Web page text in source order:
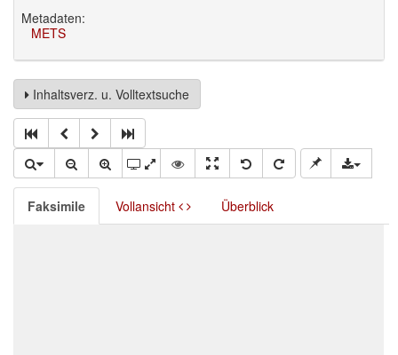
Metadaten:
METS
Inhaltsverz. u. Volltextsuche
Faksimile Vollansicht Überblick